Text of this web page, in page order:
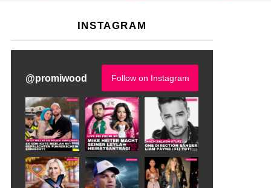
INSTAGRAM
@promiwood Follow on Instagram